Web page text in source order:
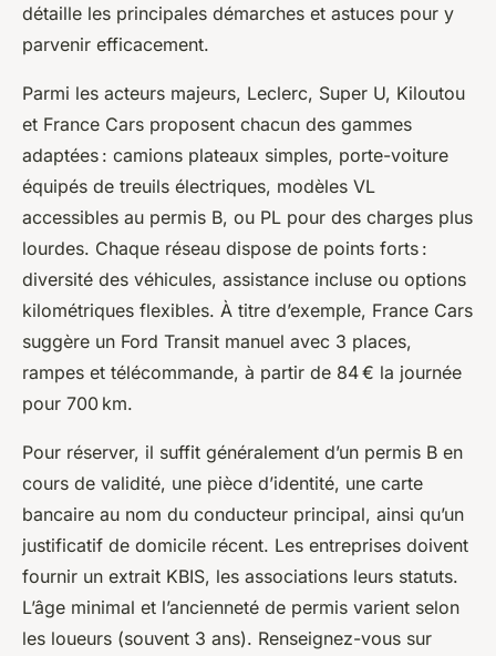
détaille les principales démarches et astuces pour y
parvenir efficacement.
Parmi les acteurs majeurs, Leclerc, Super U, Kiloutou
et France Cars proposent chacun des gammes
adaptées : camions plateaux simples, porte-voiture
équipés de treuils électriques, modèles VL
accessibles au permis B, ou PL pour des charges plus
lourdes. Chaque réseau dispose de points forts :
diversité des véhicules, assistance incluse ou options
kilométriques flexibles. À titre d’exemple, France Cars
suggère un Ford Transit manuel avec 3 places,
rampes et télécommande, à partir de 84 € la journée
pour 700 km.
Pour réserver, il suffit généralement d’un permis B en
cours de validité, une pièce d’identité, une carte
bancaire au nom du conducteur principal, ainsi qu’un
justificatif de domicile récent. Les entreprises doivent
fournir un extrait KBIS, les associations leurs statuts.
L’âge minimal et l’ancienneté de permis varient selon
les loueurs (souvent 3 ans). Renseignez-vous sur